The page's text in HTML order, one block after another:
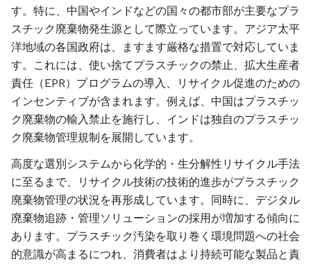
す。特に、中国やインドなどの国々の都市部が主要なプラ
スチック廃棄物発生源として際立っています。アジア太平
洋地域の各国政府は、ますます厳格な措置で対応していま
す。これには、使い捨てプラスチックの禁止、拡大生産者
責任（EPR）プログラムの導入、リサイクル促進のための
インセンティブが含まれます。例えば、中国はプラスチッ
ク廃棄物の輸入禁止を施行し、インドは独自のプラスチッ
ク廃棄物管理規制を展開しています。
高度な選別システムから化学的・生分解性リサイクル手法
に至るまで、リサイクル技術の技術的進歩がプラスチック
廃棄物管理の状況を再形成しています。同時に、デジタル
廃棄物追跡・管理ソリューションの採用が増加する傾向に
あります。プラスチック汚染を取り巻く環境問題への社会
的意識が高まるにつれ、消費者はより持続可能な製品と責